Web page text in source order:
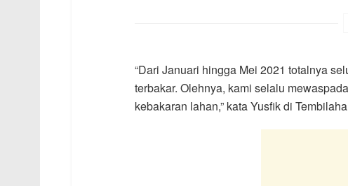
“Dari Januari hingga Mei 2021 totalnya
terbakar. Olehnya, kami selalu
kebakaran lahan,” kata Yusfik di